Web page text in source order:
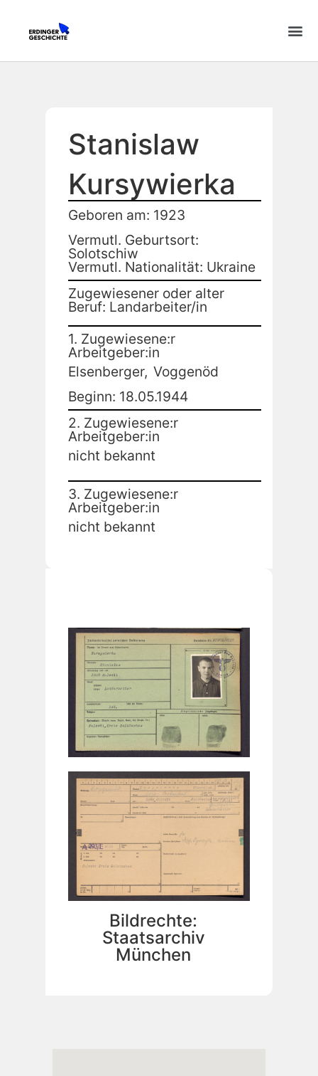
Stanislaw
Kursywierka
Geboren am: 1923
Vermutl. Geburtsort:
Solotschiw
Vermutl. Nationalität: Ukraine
Zugewiesener oder alter
Beruf: Landarbeiter/in
1. Zugewiesene:r
Arbeitgeber:in
Elsenberger, Voggenöd
Beginn: 18.05.1944
2. Zugewiesene:r
Arbeitgeber:in
nicht bekannt
3. Zugewiesene:r
Arbeitgeber:in
nicht bekannt
Bildrechte:
Staatsarchiv
München